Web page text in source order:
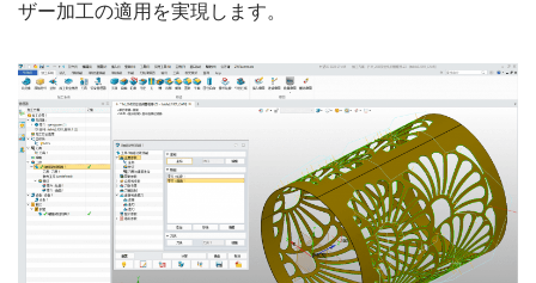
ザー加工の適用を実現します。